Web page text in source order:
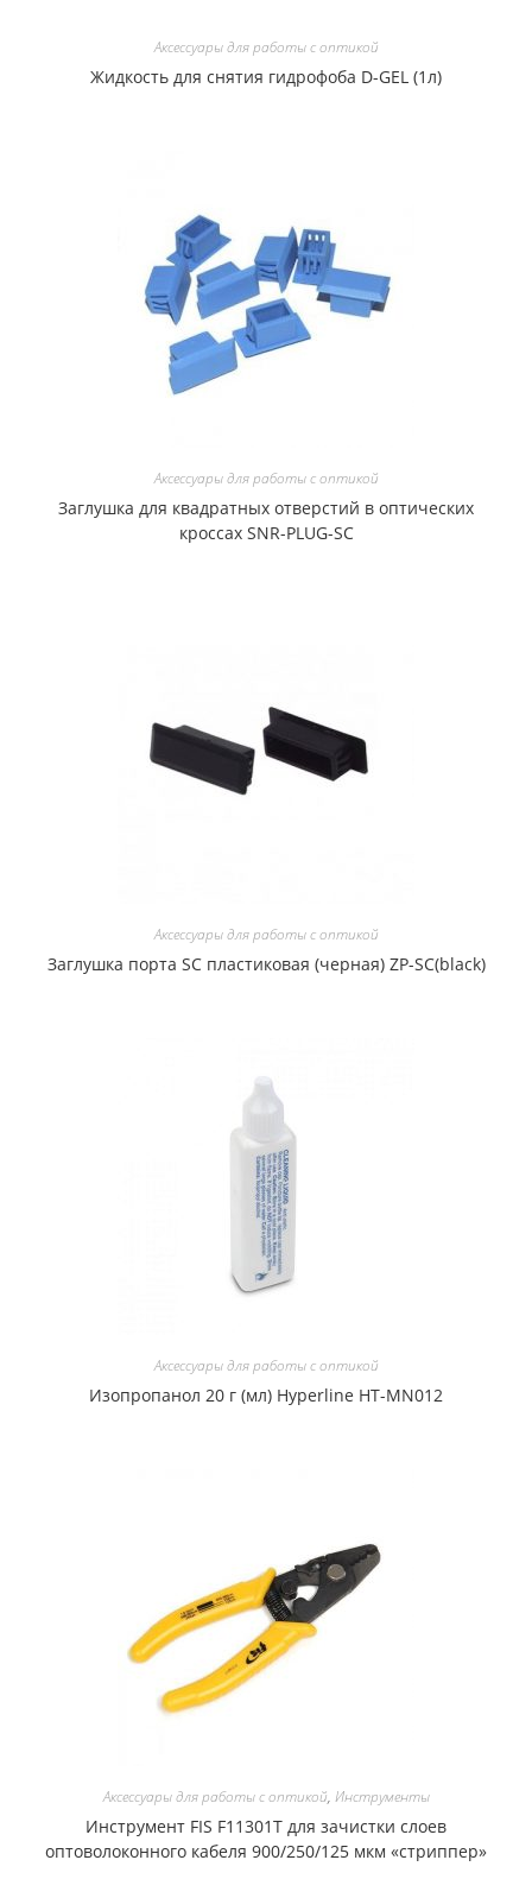
Аксессуары для работы с оптикой
Жидкость для снятия гидрофоба D-GEL (1л)
Аксессуары для работы с оптикой
Заглушка для квадратных отверстий в оптических
кроссах SNR-PLUG-SC
Аксессуары для работы с оптикой
Заглушка порта SC пластиковая (черная) ZP-SC(black)
Аксессуары для работы с оптикой
Изопропанол 20 г (мл) Hyperline HT-MN012
Аксессуары для работы с оптикой, Инструменты
Инструмент FIS F11301T для зачистки слоев
оптоволоконного кабеля 900/250/125 мкм «стриппер»